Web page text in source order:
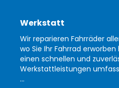
Werkstatt
Wir reparieren Fahrräder
wo Sie Ihr Fahrrad
einen schnellen und
Werkstattleistungen
...